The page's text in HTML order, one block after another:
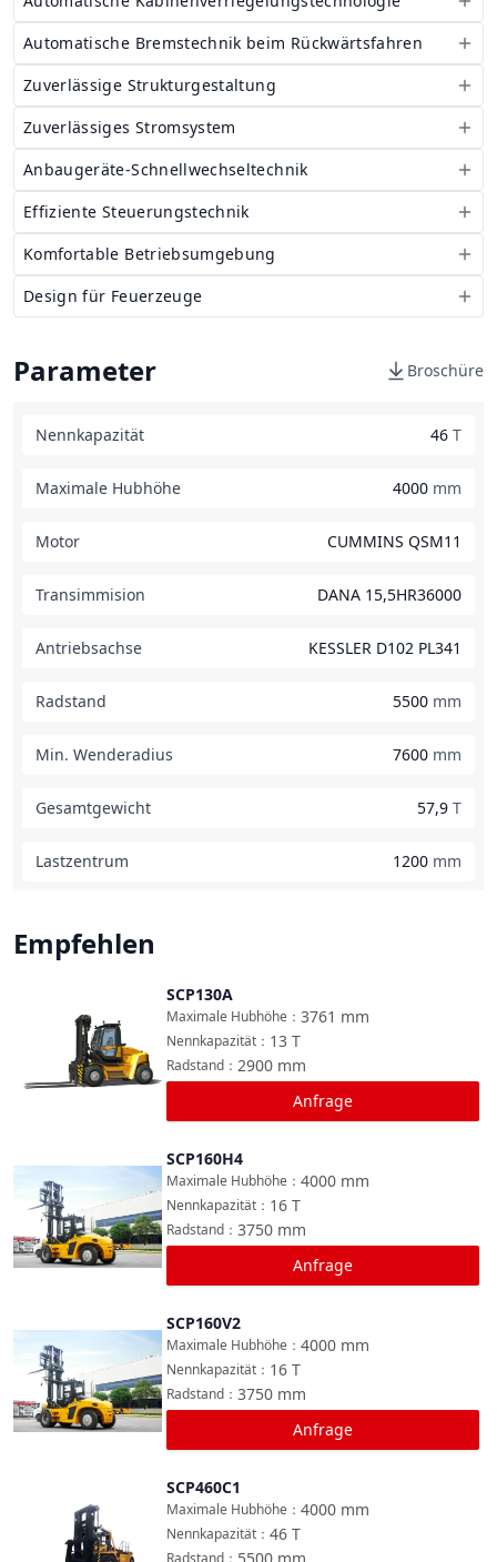
Automatische Bremstechnik beim Rückwärtsfahren
Zuverlässige Strukturgestaltung
Zuverlässiges Stromsystem
Anbaugeräte-Schnellwechseltechnik
Effiziente Steuerungstechnik
Komfortable Betriebsumgebung
Design für Feuerzeuge
Parameter Broschüre
Nennkapazität 46 T
Maximale Hubhöhe 4000 mm
Motor CUMMINS QSM11
Transimmision DANA 15,5HR36000
Antriebsachse KESSLER D102 PL341
Radstand 5500 mm
Min. Wenderadius 7600 mm
Gesamtgewicht 57,9 T
Lastzentrum 1200 mm
Empfehlen
SCP130A
3761 mm
Maximale Hubhöhe ：
13 T
Nennkapazität ：
2900 mm
Radstand ：
Anfrage
Vergleichen
SCP160H4
4000 mm
Maximale Hubhöhe ：
16 T
Nennkapazität ：
3750 mm
Radstand ：
Anfrage
Vergleichen
SCP160V2
4000 mm
Maximale Hubhöhe ：
16 T
Nennkapazität ：
3750 mm
Radstand ：
Anfrage
SCP460C1
4000 mm
Maximale Hubhöhe ：
46 T
Nennkapazität ：
Radstand ：